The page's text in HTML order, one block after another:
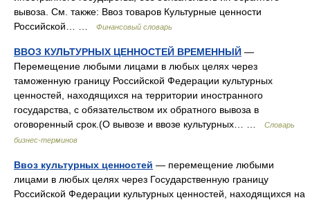
вывоза. См. также: Ввоз товаров Культурные ценности
Российской… …
Финансовый словарь
ВВОЗ КУЛЬТУРНЫХ ЦЕННОСТЕЙ ВРЕМЕННЫЙ —
Перемещение любыми лицами в любых целях через
таможенную границу Российской Федерации культурных
ценностей, находящихся на территории иностранного
государства, с обязательством их обратного вывоза в
оговоренный срок.(О вывозе и ввозе культурных… …
Словарь
бизнес-терминов
Ввоз культурных ценностей — перемещение любыми
лицами в любых целях через Государственную границу
Российской Федерации культурных ценностей, находящихся на